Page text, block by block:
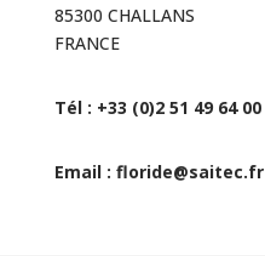
85300 CHALLANS
FRANCE
Tél : +33 (0)2 51 49 64 00
Email : floride@saitec.fr